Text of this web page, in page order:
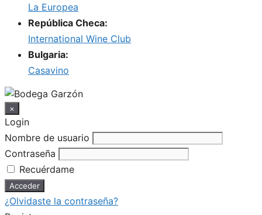
La Europea
República Checa:
International Wine Club
Bulgaria:
Casavino
×
Login
Nombre de usuario
Contraseña
Recuérdame
¿Olvidaste la contraseña?